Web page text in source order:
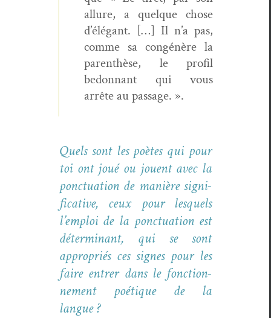
allure, a quelque chose
d’élégant. […] Il n’a pas,
comme sa con­génère la
par­en­thèse, le pro­fil
bedonnant qui vous
arrête au passage. ».
Quels sont les poètes qui pour
toi ont joué ou jouent avec la
ponc­tu­a­tion de manière sig­ni­
fica­tive, ceux pour lesquels
l’emploi de la ponc­tu­a­tion est
déter­mi­nant, qui se sont
appro­priés ces signes pour les
faire entr­er dans le fonc­tion­
nement poé­tique de la
langue ?